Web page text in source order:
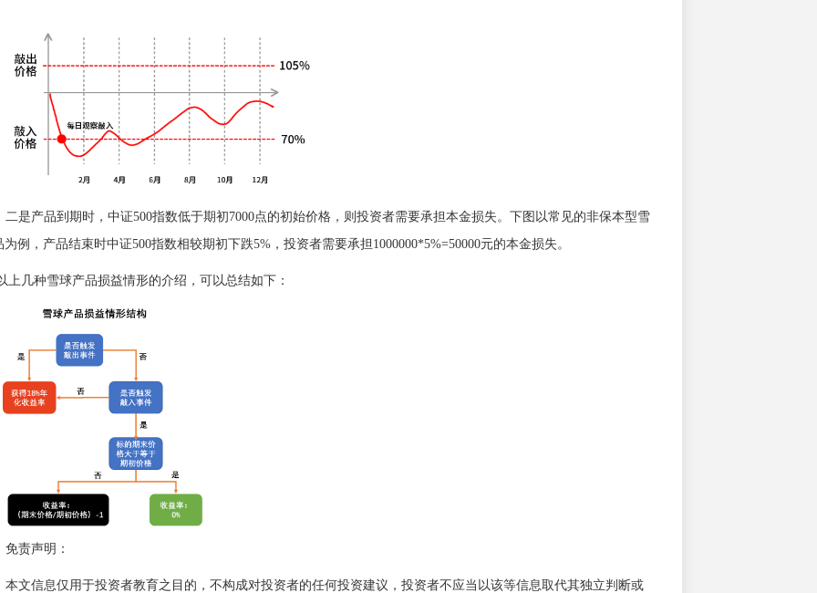
二是产品到期时，中证500指数低于期初7000点的初始价格，则投资者需要承担本金损失。下图以常见的非保本型雪
为例，产品结束时中证500指数相较期初下跌5%，投资者需要承担1000000*5%=50000元的本金损失。
上几种雪球产品损益情形的介绍，可以总结如下：
免责声明：
本文信息仅用于投资者教育之目的，不构成对投资者的任何投资建议，投资者不应当以该等信息取代其独立判断或